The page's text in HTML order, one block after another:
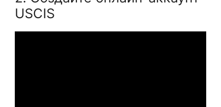
USCIS